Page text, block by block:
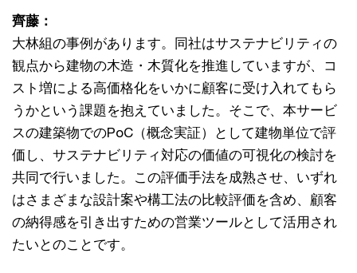
齊藤：
大林組の事例があります。同社はサステナビリティの
観点から建物の木造・木質化を推進していますが、コ
スト増による高価格化をいかに顧客に受け入れてもら
うかという課題を抱えていました。そこで、本サービ
スの建築物でのPoC（概念実証）として建物単位で評
価し、サステナビリティ対応の価値の可視化の検討を
共同で行いました。この評価手法を成熟させ、いずれ
はさまざまな設計案や構工法の比較評価を含め、顧客
の納得感を引き出すための営業ツールとして活用され
たいとのことです。